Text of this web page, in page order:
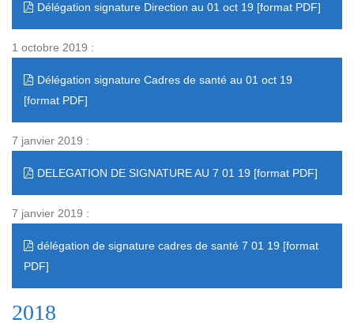
Délégation signature Direction au 01 oct 19
1 octobre 2019 :
Délégation signature Cadres de santé au 01 oct 19
7 janvier 2019 :
DELEGATION DE SIGNATURE AU 7 01 19
7 janvier 2019 :
délégation de signature cadres de santé 7 01 19
2018